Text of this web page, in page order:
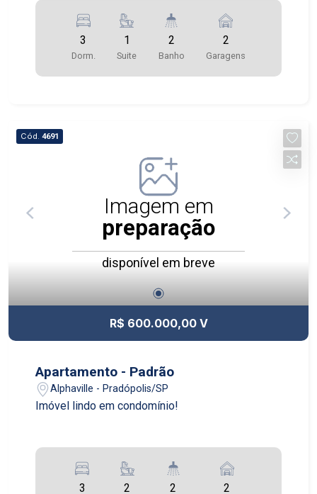
3
Dorm.
1
Suite
2
Banho
2
Garagens
Cód. 4691
Imagem em
preparação
disponível em breve
R$ 600.000,00 V
Apartamento - Padrão
Alphaville - Pradópolis/SP
Imóvel lindo em condomínio!
3 2 2 2